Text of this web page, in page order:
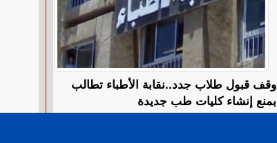
وقف قبول طلاب جدد..نقابة الأطباء تطالب
بمنع إنشاء كليات طب جديدة